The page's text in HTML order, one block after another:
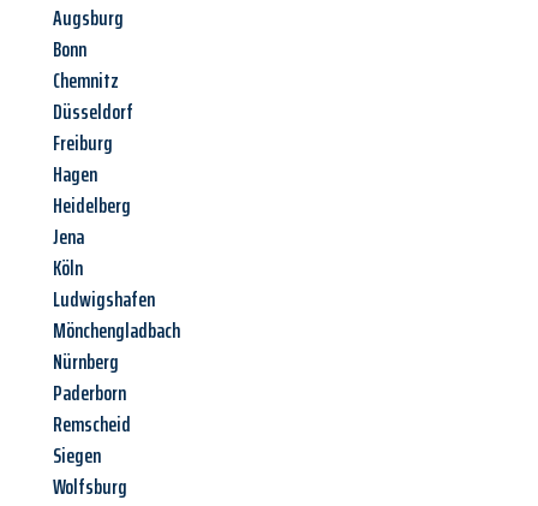
Augsburg
Bonn
Chemnitz
Düsseldorf
Freiburg
Hagen
Heidelberg
Jena
Köln
Ludwigshafen
Mönchengladbach
Nürnberg
Paderborn
Remscheid
Siegen
Wolfsburg